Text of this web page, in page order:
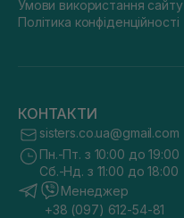
Умови використання сайту
Політика конфіденційності
КОНТАКТИ
sisters.co.ua@gmail.com
Пн.-Пт. з 10:00 до 19:00
Сб.-Нд. з 11:00 до 18:00
Менеджер
+38 (097) 612-54-81